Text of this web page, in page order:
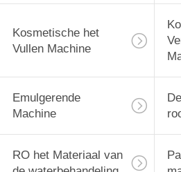
Kosmetische het
Vullen Machine
Emulgerende
Machine
RO het Materiaal van